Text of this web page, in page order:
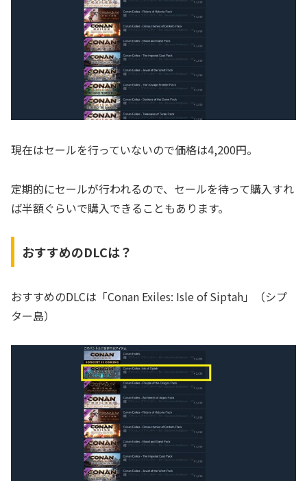
現在はセールを行っていないので価格は4,200円。
定期的にセールが行われるので、セールを待って購入すれ
ば半額ぐらいで購入できることもあります。
おすすめのDLCは？
おすすめのDLCは「Conan Exiles: Isle of Siptah」（シプ
ター島）